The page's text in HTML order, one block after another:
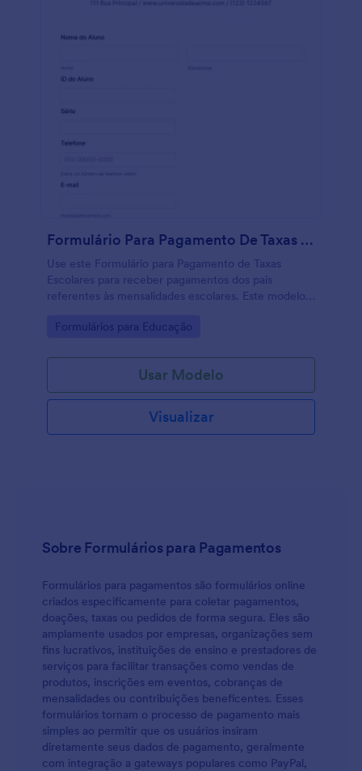
Formulário Para Pagamento De Taxas Escolares
Use este Formulário para Pagamento de Taxas
Escolares para receber pagamentos dos pais
referentes às mensalidades escolares. Este modelo
solicite materiais escolares, livros e brindes
Go to Category:
Formulários para Educação
Usar Modelo
Visualizar
Sobre Formulários para Pagamentos
Formulários para pagamentos são formulários online
criados especificamente para coletar pagamentos,
doações, taxas ou pedidos de forma segura. Eles são
amplamente usados por empresas, organizações sem
fins lucrativos, instituições de ensino e prestadores de
serviços para facilitar transações como vendas de
produtos, inscrições em eventos, cobranças de
mensalidades ou contribuições beneficentes. Esses
formulários tornam o processo de pagamento mais
simples ao permitir que os usuários insiram
diretamente seus dados de pagamento, geralmente
com integração a gateways populares como PayPal,